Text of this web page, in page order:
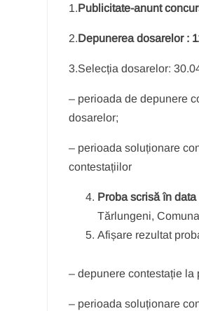
1.Publicitate-anunt
2.Depunerea dosarelor :
3.Selecția dosarelor:
– perioada de depunere
dosarelor;
– perioada soluționare
contestațiilor
Proba scrisă în
Tărlungeni,
Afișare rezultat
– depunere contestație la
– perioada soluționare